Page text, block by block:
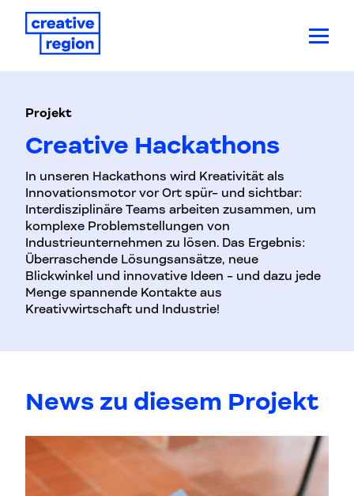
Projekt
Creative Hackathons
In unseren Hackathons wird Kreativität als
Innovationsmotor vor Ort spür- und sichtbar:
Interdisziplinäre Teams arbeiten zusammen, um
komplexe Problemstellungen von
Industrieunternehmen zu lösen. Das Ergebnis:
Überraschende Lösungsansätze, neue
Blickwinkel und innovative Ideen - und dazu jede
Menge spannende Kontakte aus
Kreativwirtschaft und Industrie!
News zu diesem Projekt